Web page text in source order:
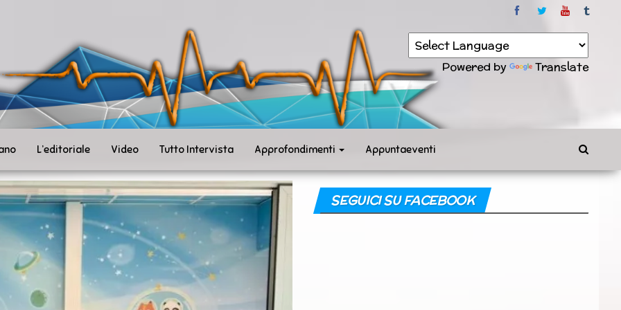
Powered by Translate
L’editoriale Video Tutto Intervista Approfondimenti Appuntaeventi
SEGUICI SU FACEBOOK